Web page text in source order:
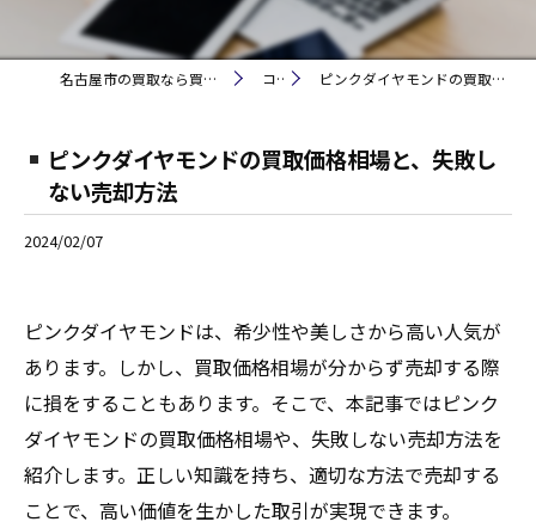
名古屋市の買取なら買取大吉 ミュープラット神宮前 コラム ピンクダイヤモンドの買取価格相場と、失敗しない売却方法
ピンクダイヤモンドの買取価格相場と、失敗し
ない売却方法
2024/02/07
ピンクダイヤモンドは、希少性や美しさから高い人気が
あります。しかし、買取価格相場が分からず売却する際
に損をすることもあります。そこで、本記事ではピンク
ダイヤモンドの買取価格相場や、失敗しない売却方法を
紹介します。正しい知識を持ち、適切な方法で売却する
ことで、高い価値を生かした取引が実現できます。